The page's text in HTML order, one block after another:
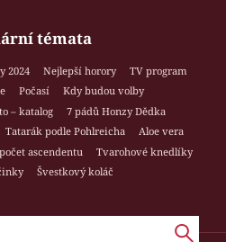
témata
2024 Nejlepší horory
TV program
Počasí
Kdy budou volby
– katalog
7 pádů Honzy Dědka
Tatarák podle Pohlreicha
Aloe vera
ascendentu
Tvarohové knedlíky
Švestkový koláč